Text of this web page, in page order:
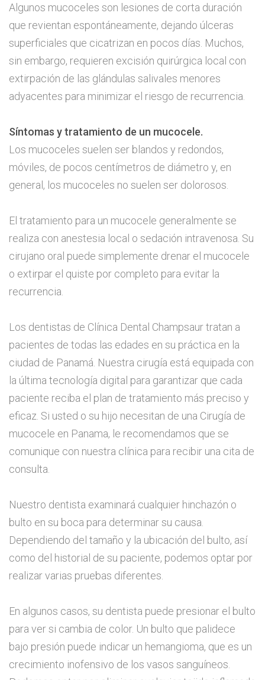
Algunos mucoceles son lesiones de corta duración
que revientan espontáneamente, dejando úlceras
superficiales que cicatrizan en pocos días. Muchos,
sin embargo, requieren excisión quirúrgica local con
extirpación de las glándulas salivales menores
adyacentes para minimizar el riesgo de recurrencia.
Síntomas y tratamiento de un mucocele.
Los mucoceles suelen ser blandos y redondos,
móviles, de pocos centímetros de diámetro y, en
general, los mucoceles no suelen ser dolorosos.
El tratamiento para un mucocele generalmente se
realiza con anestesia local o sedación intravenosa. Su
cirujano oral puede simplemente drenar el mucocele
o extirpar el quiste por completo para evitar la
recurrencia.
Los dentistas de Clínica Dental Champsaur tratan a
pacientes de todas las edades en su práctica en la
ciudad de Panamá. Nuestra cirugía está equipada con
la última tecnología digital para garantizar que cada
paciente reciba el plan de tratamiento más preciso y
eficaz. Si usted o su hijo necesitan de una Cirugía de
mucocele en Panama, le recomendamos que se
comunique con nuestra clínica para recibir una cita de
consulta.
Nuestro dentista examinará cualquier hinchazón o
bulto en su boca para determinar su causa.
Dependiendo del tamaño y la ubicación del bulto, así
como del historial de su paciente, podemos optar por
realizar varias pruebas diferentes.
En algunos casos, su dentista puede presionar el bulto
para ver si cambia de color. Un bulto que palidece
bajo presión puede indicar un hemangioma, que es un
crecimiento inofensivo de los vasos sanguíneos.